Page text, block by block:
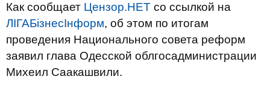
Как сообщает Цензор.НЕТ со ссылкой на
ЛІГАБізнесІнформ, об этом по итогам
проведения Национального совета реформ
заявил глава Одесской облгосадминистрации
Михеил Саакашвили.